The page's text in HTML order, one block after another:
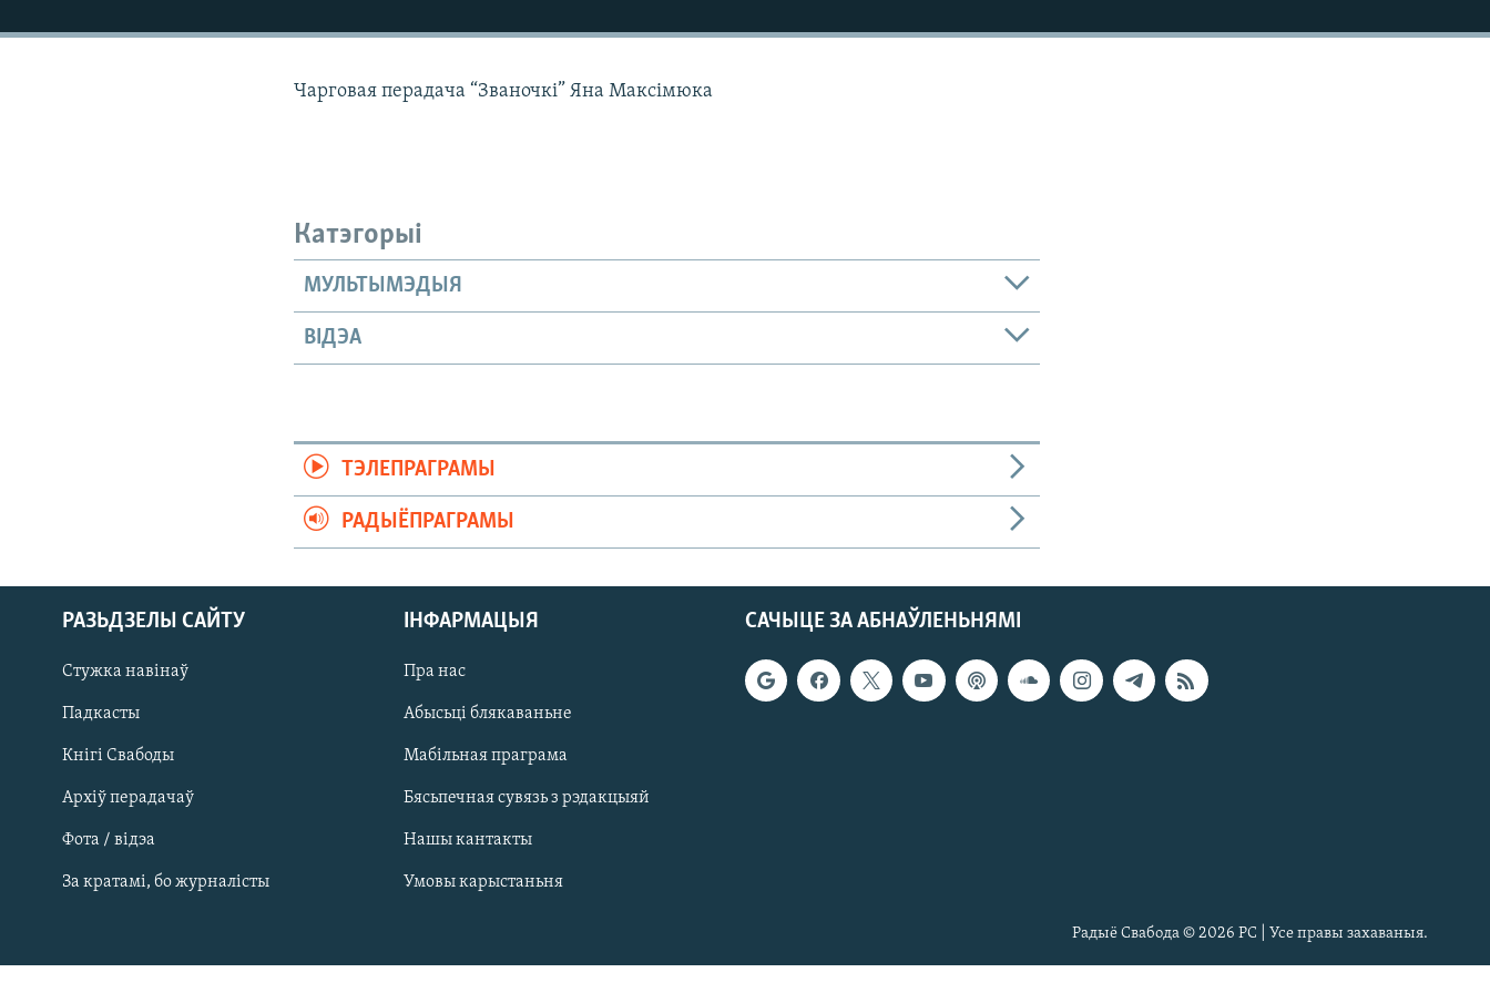
КАЛЯНДАР
НА ХВАЛЯХ СВАБОДЫ
САЧЫЦЕ ЗА АБНАЎЛЕНЬНЯМІ
Чарговая перадача “Званочкі” Яна Максімюка
Катэгорыі
МУЛЬТЫМЭДЫЯ
ВІДЭА
ТЭЛЕПРАГРАМЫ
РАДЫЁПРАГРАМЫ
САЧЫЦЕ ЗА АБНАЎЛЕНЬНЯМІ
РАЗЬДЗЕЛЫ САЙТУ
Стужка навінаў
Падкасты
Кнігі Свабоды
Архіў перадачаў
Фота / відэа
За кратамі, бо журналісты
ІНФАРМАЦЫЯ
Пра нас
Абысьці блякаваньне
Мабільная праграма
Бясьпечная сувязь з рэдакцыяй
Нашы кантакты
Умовы карыстаньня
Радыё Свабода © 2026 РС | Усе правы захаваныя.